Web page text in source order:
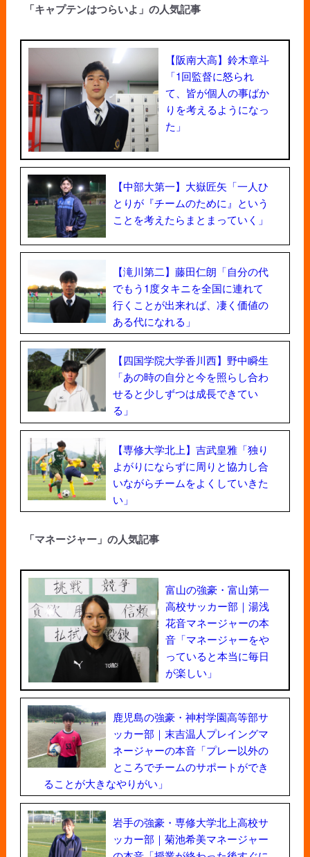
「キャプテンはつらいよ」の人気記事
【阪南大高】鈴木章斗
「1回監督に怒られ
て、皆が個人の事ばか
りを考えるようになっ
た」
【中部大第一】大嶽匠矢「一人ひ
とりが『チームのために』という
ことを考えたらまとまっていく」
【滝川第二】藤田仁朗「自分の代
でもう1度タキニを全国に連れて
行くことが出来れば、凄く価値の
ある代になれる」
【四国学院大学香川西】野中瞬生
「あの時の自分と今を照らし合わ
せると少しずつは成長できてい
る」
【専修大学北上】吉武皇雅「独り
よがりにならずに周りと協力し合
いながらチームをよくしていきた
い」
「マネージャー」の人気記事
富山の強豪・富山第一
高校サッカー部｜湯浅
花音マネージャーの本
音「マネージャーをや
っていると本当に毎日
が楽しい」
鹿児島の強豪・神村学園高等部サ
ッカー部｜末吉温人プレイングマ
ネージャーの本音「プレー以外の
ところでチームのサポートができ
ることが大きなやりがい」
岩手の強豪・専修大学北上高校サ
ッカー部｜菊池希美マネージャー